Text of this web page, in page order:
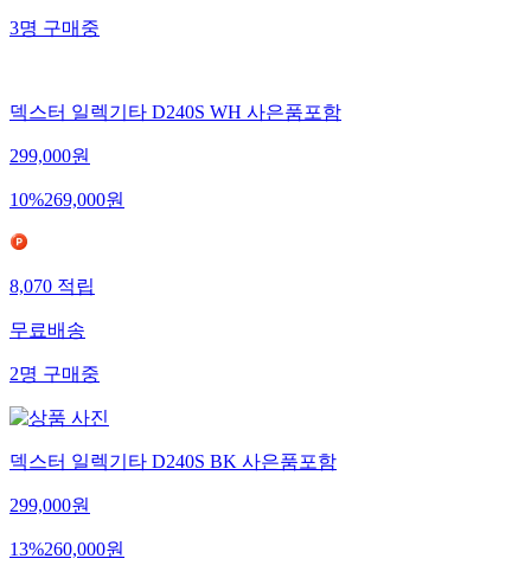
3명구매중
덱스터 일렉기타 D240S WH 사은품포함
299,000원
10%269,000원
8,070적립
무료배송
2명구매중
덱스터 일렉기타 D240S BK 사은품포함
299,000원
13%260,000원